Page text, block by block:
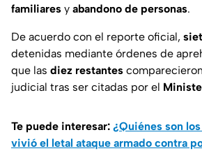
familiares y abandono de personas.
De acuerdo con el reporte oficial,
detenidas mediante órdenes de
que las diez restantes
judicial tras ser citadas por el
Te puede interesar: ¿Quiénes son
vivió el letal ataque armado contra